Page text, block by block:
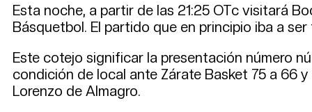
Esta noche, a partir de las 21:25 OTc visitará
Básquetbol. El partido que en principio iba a
Este cotejo significar la presentación número
condición de local ante Zárate Basket 75 a 66
Lorenzo de Almagro.